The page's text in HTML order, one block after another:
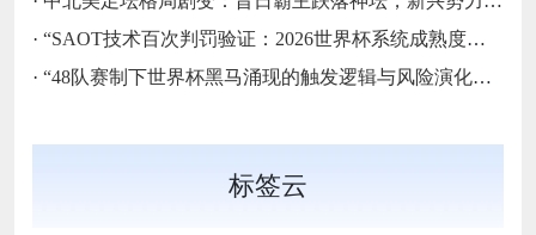
· “SAOT技术百次判罚验证：2026世界杯系统成熟度的关键节点与演进路径”
· “48队赛制下世界杯黑马涌现的触发逻辑与风险演化路径”
标签云